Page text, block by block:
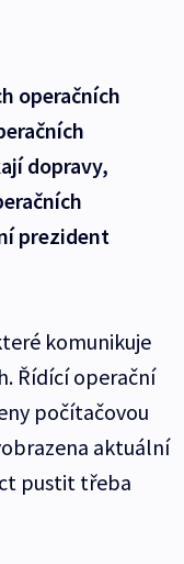
operačních
dopravy,
prezident
komunikuje
Řídící operační
počítačovou
aktuální
pustit třeba